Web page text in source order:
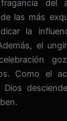
del
las más
la
el
Como el
Dios